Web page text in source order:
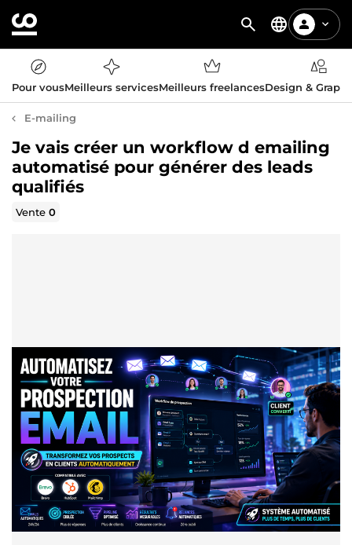
Pour vousMeilleurs servicesMeilleurs freelancesDesign &
E-mailing
Je vais créer un workflow d emailing
automatisé pour générer des leads
qualifiés
Vente0